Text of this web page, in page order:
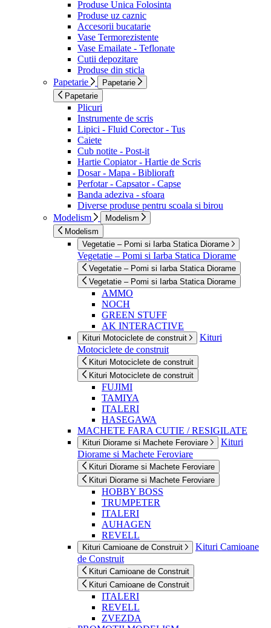
Produse Unica Folosinta
Produse uz caznic
Accesorii bucatarie
Vase Termorezistente
Vase Emailate - Teflonate
Cutii depozitare
Produse din sticla
Papetarie
Papetarie
Papetarie
Plicuri
Instrumente de scris
Lipici - Fluid Corector - Tus
Caiete
Cub notite - Post-it
Hartie Copiator - Hartie de Scris
Dosar - Mapa - Biblioraft
Perfotar - Capsator - Capse
Banda adeziva - sfoara
Diverse produse pentru scoala si birou
Modelism
Modelism
Modelism
Vegetatie – Pomi si Iarba Statica Diorame
Vegetatie – Pomi si Iarba Statica Diorame
Vegetatie – Pomi si Iarba Statica Diorame
Vegetatie – Pomi si Iarba Statica Diorame
AMMO
NOCH
GREEN STUFF
AK INTERACTIVE
Kituri Motociclete de construit
Kituri
Motociclete de construit
Kituri Motociclete de construit
Kituri Motociclete de construit
FUJIMI
TAMIYA
ITALERI
HASEGAWA
MACHETE FARA CUTIE / RESIGILATE
Kituri Diorame si Machete Feroviare
Kituri
Diorame si Machete Feroviare
Kituri Diorame si Machete Feroviare
Kituri Diorame si Machete Feroviare
HOBBY BOSS
TRUMPETER
ITALERI
AUHAGEN
REVELL
Kituri Camioane de Construit
Kituri Camioane
de Construit
Kituri Camioane de Construit
Kituri Camioane de Construit
ITALERI
REVELL
ZVEZDA